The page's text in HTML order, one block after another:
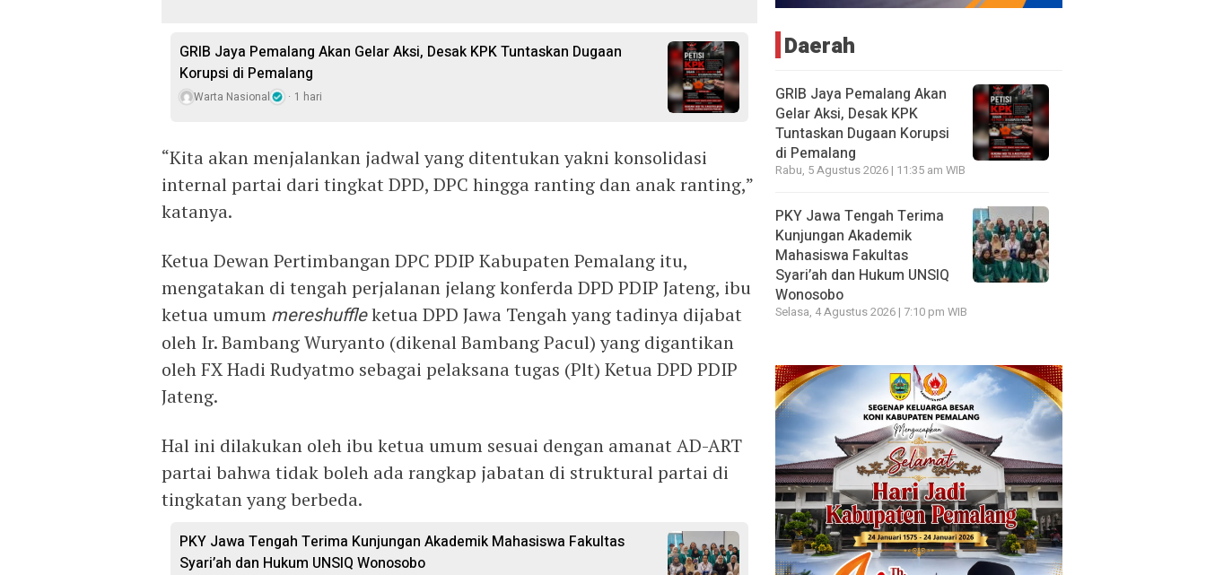
GRIB Jaya Pemalang Akan Gelar Aksi, Desak KPK Tuntaskan Dugaan
Korupsi di Pemalang
Warta Nasional 1 hari
“Kita akan menjalankan jadwal yang ditentukan yakni konsolidasi
internal partai dari tingkat DPD, DPC hingga ranting dan anak ranting,”
katanya.
Ketua Dewan Pertimbangan DPC PDIP Kabupaten Pemalang itu,
mengatakan di tengah perjalanan jelang konferda DPD PDIP Jateng, ibu
ketua umum mereshuffleketua DPD Jawa Tengah yang tadinya dijabat
oleh Ir. Bambang Wuryanto (dikenal Bambang Pacul) yang digantikan
oleh FX Hadi Rudyatmo sebagai pelaksana tugas (Plt) Ketua DPD PDIP
Jateng.
Hal ini dilakukan oleh ibu ketua umum sesuai dengan amanat AD-ART
partai bahwa tidak boleh ada rangkap jabatan di struktural partai di
tingkatan yang berbeda.
PKY Jawa Tengah Terima Kunjungan Akademik Mahasiswa Fakultas
Syari’ah dan Hukum UNSIQ Wonosobo
Daerah
GRIB Jaya Pemalang Akan
Gelar Aksi, Desak KPK
Tuntaskan Dugaan Korupsi
di Pemalang
Rabu, 5 Agustus 2026 | 11:35 am WIB
PKY Jawa Tengah Terima
Kunjungan Akademik
Mahasiswa Fakultas
Syari’ah dan Hukum UNSIQ
Wonosobo
Selasa, 4 Agustus 2026 | 7:10 pm WIB